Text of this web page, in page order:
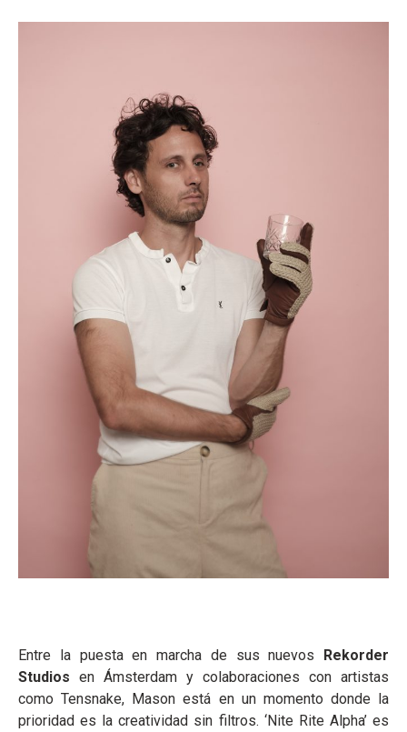
Entre la puesta en marcha de sus nuevos Rekorder
Studios en Ámsterdam y colaboraciones con artistas
como Tensnake, Mason está en un momento donde la
prioridad es la creatividad sin filtros. ‘Nite Rite Alpha’ es